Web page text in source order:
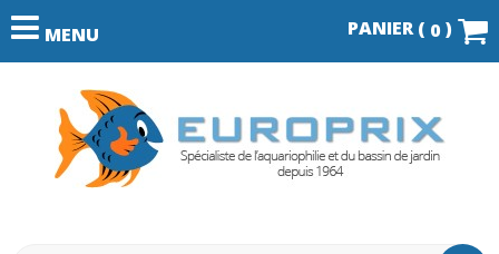
MENU PANIER ( 0 )